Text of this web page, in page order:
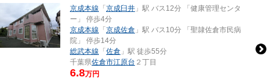
京成本線 「 京成臼井 」駅 バス12分 「健康管理センタ
ー」 停歩4分
京成本線 「 京成佐倉 」駅 バス10分 「聖隷佐倉市民病
院」 停歩14分
総武本線 「 佐倉 」駅 徒歩55分
千葉県佐倉市江原台 ２丁目
6.8万円